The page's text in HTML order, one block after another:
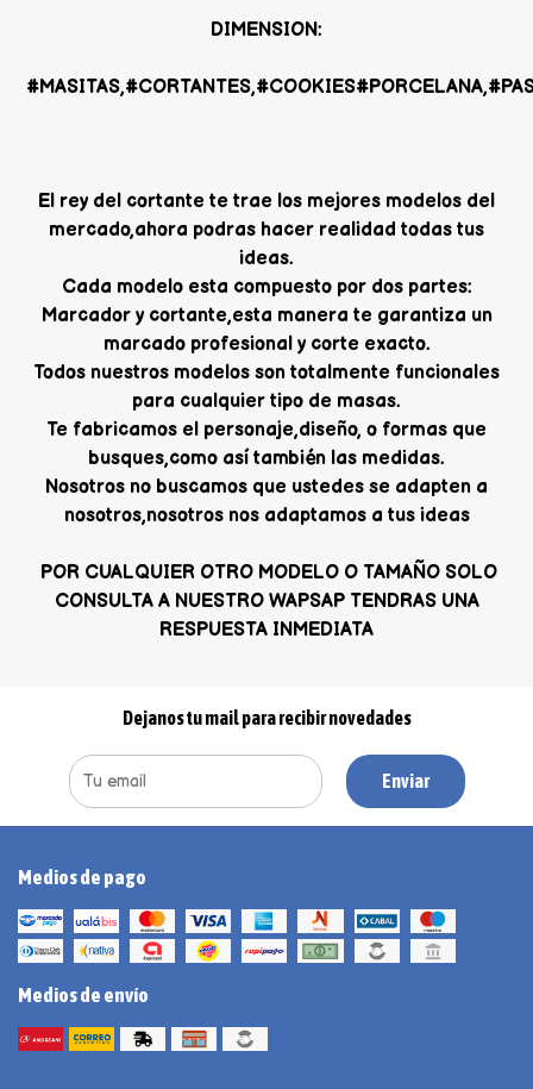
DIMENSION:
El rey del cortante te trae los mejores modelos del
mercado,ahora podras hacer realidad todas tus
ideas.
Cada modelo esta compuesto por dos partes:
Marcador y cortante,esta manera te garantiza un
marcado profesional y corte exacto.
Todos nuestros modelos son totalmente funcionales
para cualquier tipo de masas.
Te fabricamos el personaje,diseño, o formas que
busques,como así también las medidas.
Nosotros no buscamos que ustedes se adapten a
nosotros,nosotros nos adaptamos a tus ideas
POR CUALQUIER OTRO MODELO O TAMAÑO SOLO
CONSULTA A NUESTRO WAPSAP TENDRAS UNA
RESPUESTA INMEDIATA
Dejanos tu mail para recibir novedades
Enviar
Medios de pago
Medios de envío